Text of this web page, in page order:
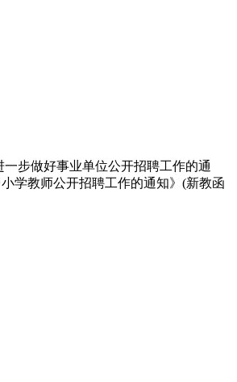
步做好事业单位公开招聘工作的通
学教师公开招聘工作的通知》(新教函